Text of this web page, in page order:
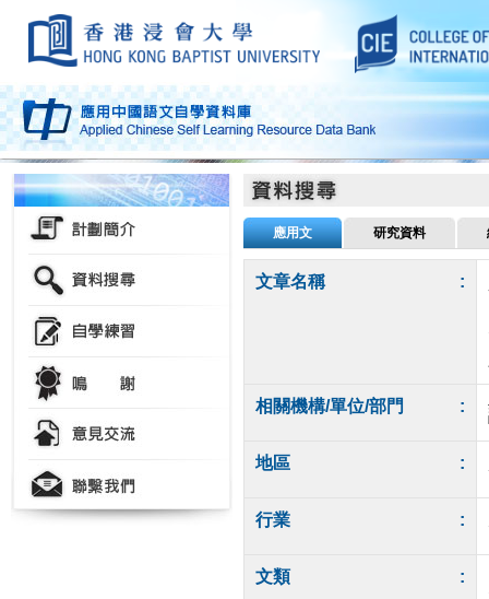
應用文 研究資料
文章名稱 :
相關機構/單位/部門 :
地區 :
行業 :
文類 :